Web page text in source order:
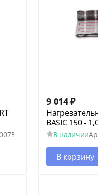
9 014 ₽
BASIC 150 -
В наличии
В корзину